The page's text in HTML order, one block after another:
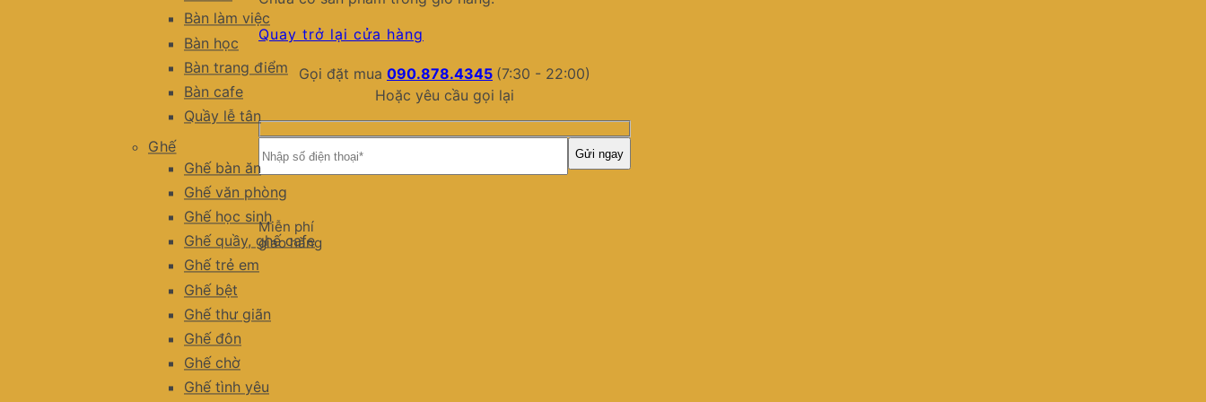
Bàn làm việc
Bàn học
Bàn trang điểm
Bàn cafe
Quầy lễ tân
Ghế
Ghế bàn ăn
Ghế văn phòng
Ghế học sinh
Ghế quầy, ghế cafe
Ghế trẻ em
Ghế bệt
Ghế thư giãn
Ghế đôn
Ghế chờ
Ghế tình yêu
Quay trở lại cửa hàng
Gọi đặt mua 090.878.4345 (7:30 - 22:00)
Hoặc yêu cầu gọi lại
Miễn phí
giao hàng